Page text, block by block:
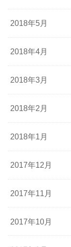
2018年5月
2018年4月
2018年3月
2018年2月
2018年1月
2017年12月
2017年11月
2017年10月